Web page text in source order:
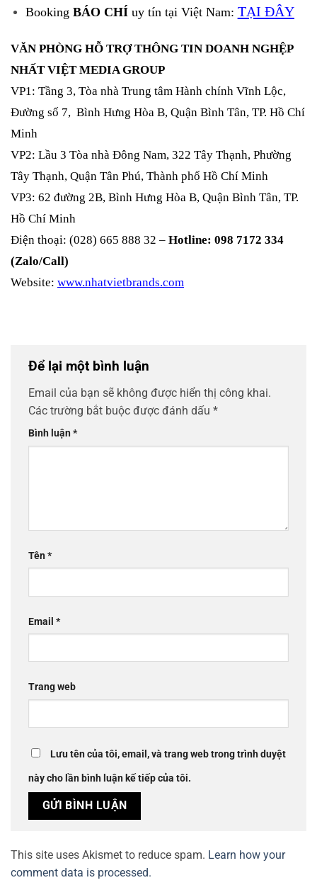
Booking BÁO CHÍuy tín tại Việt Nam: TẠI ĐÂY
VĂN PHÒNG HỖ TRỢ THÔNG TIN DOANH NGHỆP
NHẤT VIỆT MEDIA GROUP
VP1: Tầng 3, Tòa nhà Trung tâm Hành chính Vĩnh Lộc,
Đường số 7, Bình Hưng Hòa B, Quận Bình Tân, TP. Hồ Chí
Minh
VP2: Lầu 3 Tòa nhà Đông Nam, 322 Tây Thạnh, Phường
Tây Thạnh, Quận Tân Phú, Thành phố Hồ Chí Minh
VP3: 62 đường 2B, Bình Hưng Hòa B, Quận Bình Tân, TP.
Hồ Chí Minh
Điện thoại: (028) 665 888 32 – Hotline: 098 7172 334
(Zalo/Call)
Website: www.nhatvietbrands.com
Để lại một bình luận
Email của bạn sẽ không được hiển thị công khai.
Các trường bắt buộc được đánh dấu *
Bình luận*
Tên*
Email *
Trang web
Lưu tên của tôi, email, và trang web trong trình duyệt
này cho lần bình luận kế tiếp của tôi.
This site uses Akismet to reduce spam. Learn how your
comment data is processed.